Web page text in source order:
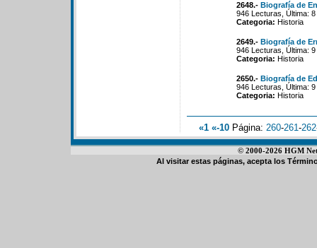
2648.- Biografía de
946 Lecturas, Última:
Categoria: Historia
2649.- Biografía de
946 Lecturas, Última:
Categoria: Historia
2650.- Biografía de
946 Lecturas, Última:
Categoria: Historia
«1 «-10 Página: 260-261-262
© 2000-2026 HGM
Al visitar estas páginas, acepta los